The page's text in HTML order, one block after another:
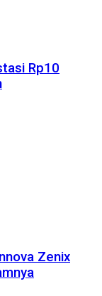
Rp10
Zenix